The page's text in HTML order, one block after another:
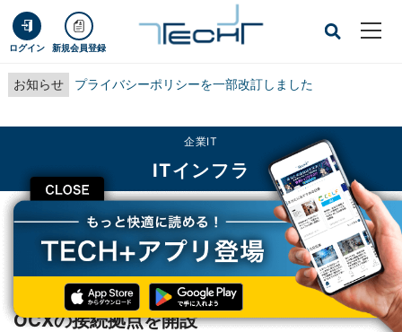
ログイン 新規会員登録
お知らせ プライバシーポリシーを一部改訂しました
CLOSE
企業IT
ITインフラ
TECH+ 企業IT
ITインフラ
BBIX、北電情報システムサービスのDC内にOCXの接続拠点を開設
BBIX、北電情報システムサービスのDC内に
OCXの接続拠点を開設